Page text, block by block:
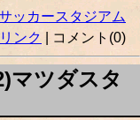
ッカースタジアム
ンク
| コメント(0)
マツダスタ